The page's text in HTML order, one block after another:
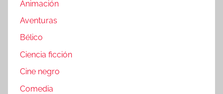
Animación
Aventuras
Bélico
Ciencia ficción
Cine negro
Comedia